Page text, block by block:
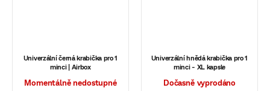
Univerzální černá krabička pro 1
minci | Airbox
Momentálně nedostupné
Univerzální hnědá krabička pro 1
minci - XL kapsle
Dočasně vyprodáno